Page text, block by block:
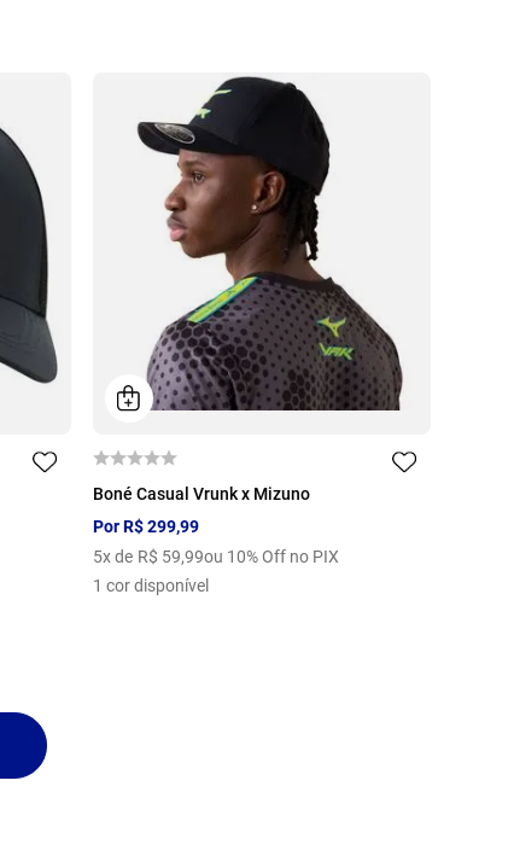
Boné Casual Vrunk x Mizuno
PorR$ 299,99
5x de R$ 59,99ou 10% Off no PIX
1 cor disponível